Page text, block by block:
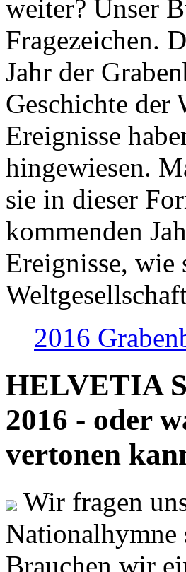
weiter? Unser
Fragezeichen.
Jahr der
Geschichte der
Ereignisse
hingewiesen.
sie in dieser
kommenden
Ereignisse,
2016
HELVETIA
2016 - oder
vertonen
Wir fragen
Nationalhymne
Brauchen wir